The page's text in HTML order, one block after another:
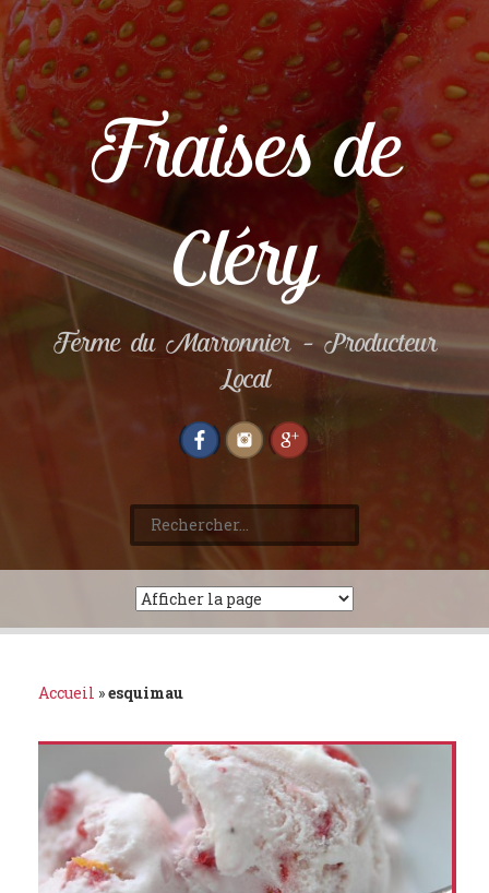
Fraises de
Cléry
Ferme du Marronnier – Producteur
Local
Rechercher :
Accueil »esquimau